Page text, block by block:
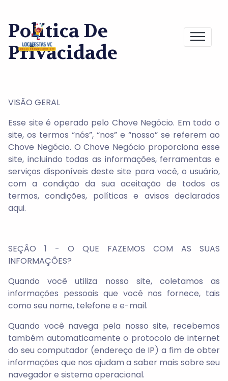
Política De
Privacidade
VISÃO GERAL
Esse site é operado pelo Chove Negócio. Em todo o
site, os termos “nós”, “nos” e “nosso” se referem ao
Chove Negócio. O Chove Negócio proporciona esse
site, incluindo todas as informações, ferramentas e
serviços disponíveis deste site para você, o usuário,
com a condição da sua aceitação de todos os
termos, condições, políticas e avisos declarados
aqui.
SEÇÃO 1 - O QUE FAZEMOS COM AS SUAS
INFORMAÇÕES?
Quando você utiliza nosso site, coletamos as
informações pessoais que você nos fornece, tais
como seu nome, telefone e e-mail.
Quando você navega pela nosso site, recebemos
também automaticamente o protocolo de internet
do seu computador (endereço de IP) a fim de obter
informações que nos ajudam a saber mais sobre seu
navegador e sistema operacional.